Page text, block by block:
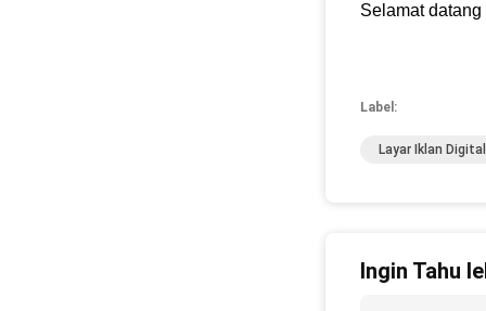
Selamat
Label:
Layar Iklan
Ingin Tahu